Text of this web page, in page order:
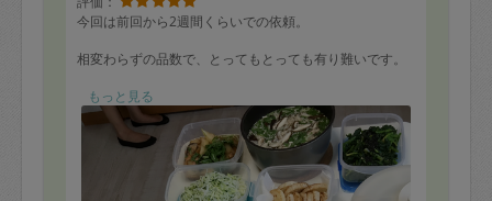
今回は前回から2週間くらいでの依頼。
相変わらずの品数で、とってもとっても有り難いです。
鶏の唐揚げ
筑前煮
豆腐ハンバーグ
チャプチェ
ぶりの照り焼き
もっと見る